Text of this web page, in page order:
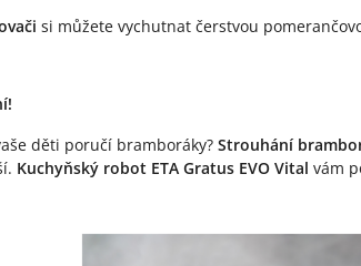
si můžete vychutnat čerstvou
děti poručí bramboráky? Strouhání
Kuchyňský robot ETA Gratus EVO Vital vám